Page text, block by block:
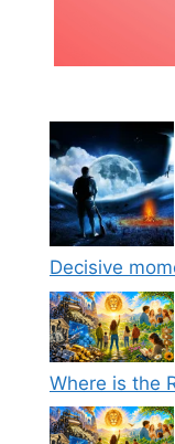
Decisive
Where is the